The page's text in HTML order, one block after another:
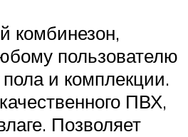
комбинезон,
пользователю
и комплекции.
ПВХ,
Позволяет